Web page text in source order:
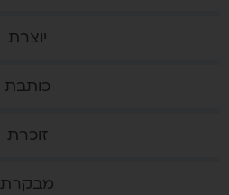
יוצרת
כותבת
זוכרת
מבקרת